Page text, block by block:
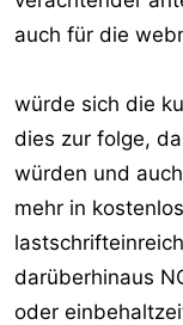
auch für die
würde sich die
dies zur folge,
würden und
mehr in
darüberhinaus
oder